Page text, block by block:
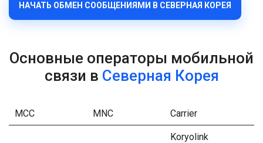
НАЧАТЬ ОБМЕН СООБЩЕНИЯМИ В СЕВЕРНАЯ КОРЕЯ
Основные операторы мобильной
связи в Северная Корея
MCC MNC Carrier
Koryolink